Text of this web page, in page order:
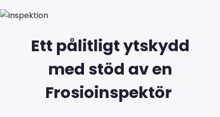
Ett pålitligt ytskydd
med stöd av en
Frosioinspektör